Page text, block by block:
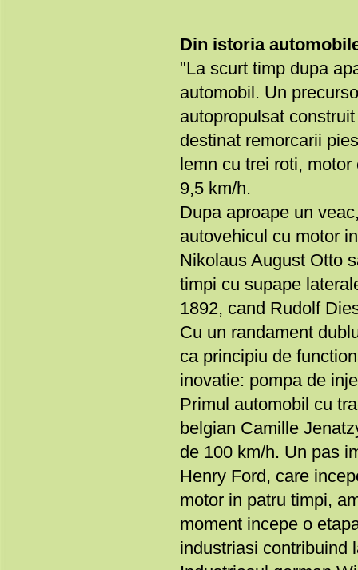
Din istoria
"La scurt timp dupa
automobil. Un
autopropulsat
destinat remorcarii
lemn cu trei roti,
9,5 km/h.
Dupa aproape un
autovehicul cu motor
Nikolaus August Otto
timpi cu supape
1892, cand Rudolf
Cu un randament
ca principiu de
inovatie: pompa de
Primul automobil cu
belgian Camille
de 100 km/h. Un pas
Henry Ford, care
motor in patru timpi,
moment incepe o
industriasi contribuind